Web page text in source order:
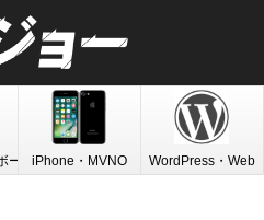
ードiPhone・MVNO WordPress・Web